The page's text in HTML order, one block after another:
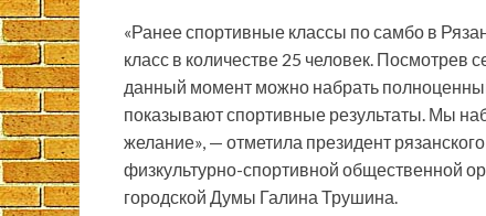
«Ранее спортивные классы по самбо в
класс в количестве 25 человек. Посмотрев
данный момент можно набрать
показывают спортивные результаты. Мы
желание», — отметила президент
физкультурно-спортивной общественной
городской Думы Галина Трушина.